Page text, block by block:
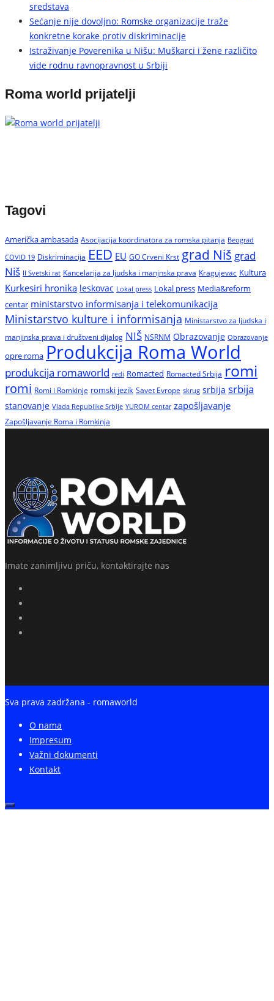
sredstava
Sećanje nije dovoljno: Romske organizacije traže
konkretne korake protiv diskriminacije
Istraživanje Poverenika u Nišu: Muškarci i žene različito
vide rodnu ravnopravnost u Srbiji
Roma world prijatelji
Tagovi
Američka ambasada Asocijacija koordinatora za romska pitanja Beograd
COVID 19 Diskriminacija EED EU GO Crveni Krst grad Niš grad
Niš II Svetski rat Kancelarija za ljudska i manjnska prava Kragujevac Kultura
Kurkesiri hronika leskovac Lokal press Lokal press Media&reform
centar ministarstvo informisanja i telekomunikacija
Ministarstvo kulture i informisanja Ministarstvo za ljudska i
manjinska prava i društveni dijalog NIŠ NSRNM Obrazovanje Obrazovanje
opre roma Produkcija Roma World
produkcija romaworld redi Romacted Romacted Srbija romi
romi Romi i Romkinje romski jezik Savet Evrope skrug srbija srbija
stanovanje Vlada Republike Srbije YUROM centar zapošljavanje
Zapošljavanje Roma i Romkinja
Imate zanimljivu priču, kontaktirajte nas
Sva prava zadržana - romaworld
O nama
Impresum
Važni dokumenti
Kontakt